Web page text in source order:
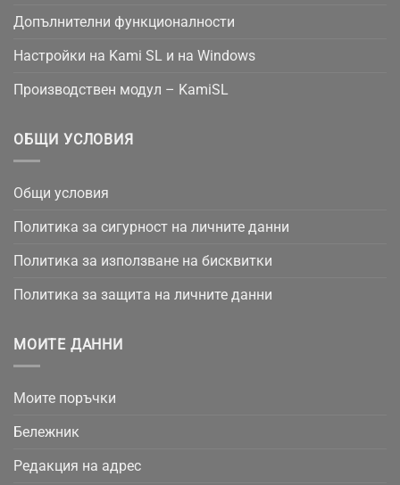
Допълнителни функционалности
Настройки на Kami SL и на Windows
Производствен модул – KamiSL
ОБЩИ УСЛОВИЯ
Общи условия
Политика за сигурност на личните данни
Политика за използване на бисквитки
Политика за защита на личните данни
МОИТЕ ДАННИ
Моите поръчки
Бележник
Редакция на адрес